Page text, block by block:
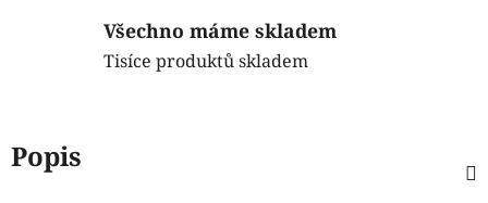
Všechno máme skladem
Tisíce produktů skladem
Popis